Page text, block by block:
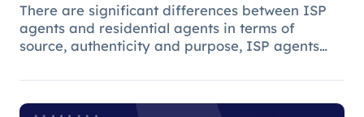
There are significant differences between ISP
agents and residential agents in terms of
source, authenticity and purpose, ISP agents
residential agents play an important role in